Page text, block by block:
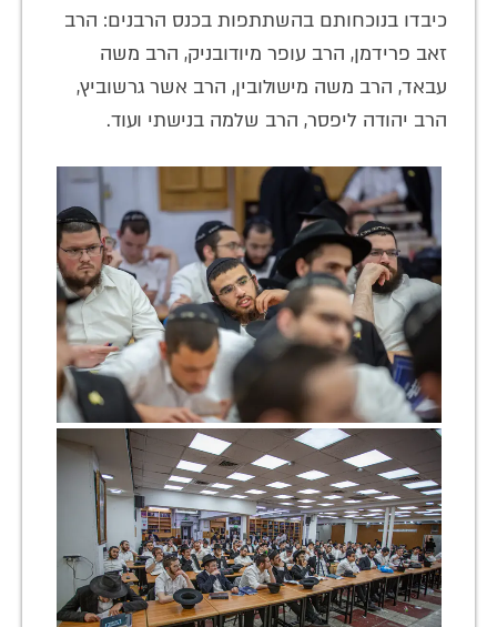
כיבדו בנוכחותם בהשתתפות בכנס הרבנים: הרב
זאב פרידמן, הרב עופר מיודובניק, הרב משה
עבאד, הרב משה מישולובין, הרב אשר גרשוביץ,
הרב יהודה ליפסר, הרב שלמה בנישתי ועוד.